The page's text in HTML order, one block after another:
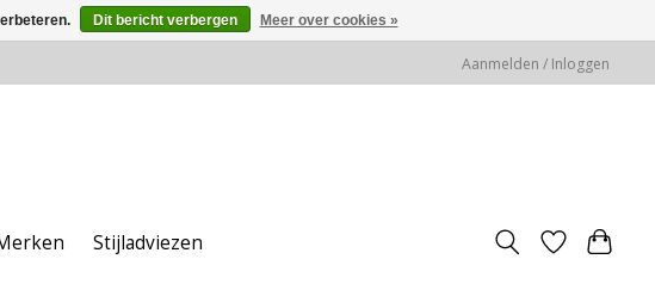
Aanmelden / Inloggen
Stijladviezen
Dit bericht verbergen Meer over cookies »